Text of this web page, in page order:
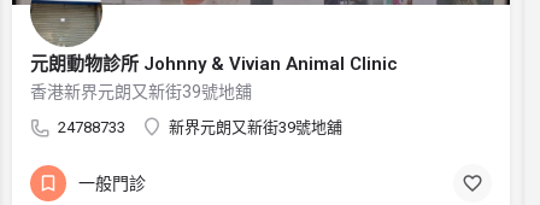
元朗動物診所 Johnny & Vivian Animal Clinic
香港新界元朗又新街39號地舖
24788733 新界元朗又新街39號地舖
一般門診